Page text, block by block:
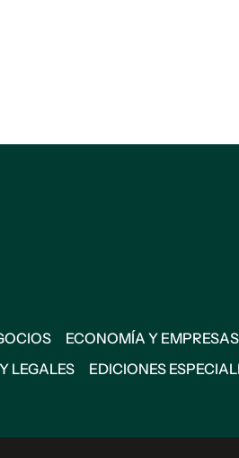
ECONOMÍA Y EMPRESAS
LEGALES EDICIONES